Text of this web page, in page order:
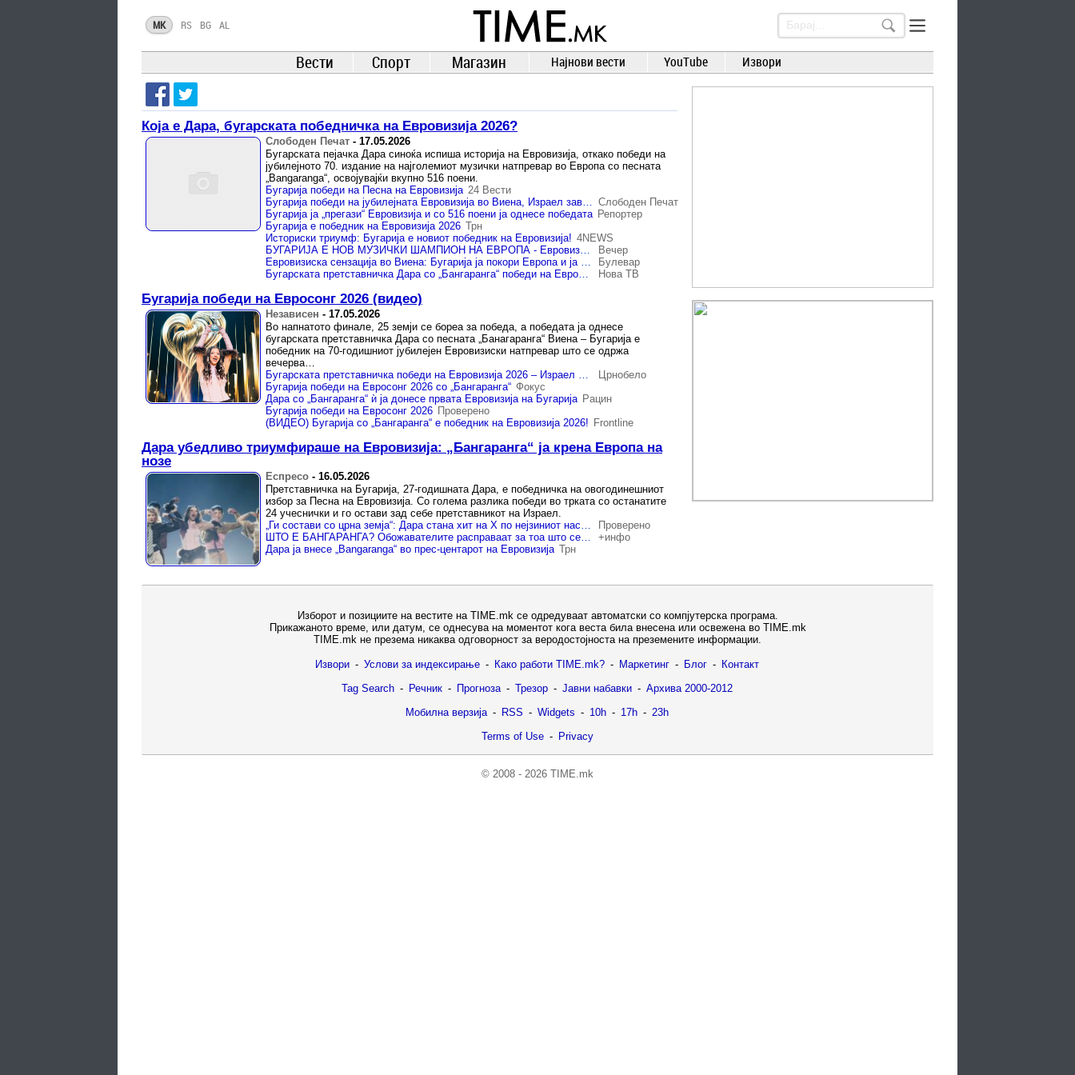
TIME.mk
ВЕСТИ
NEWS
MK RS BG AL
Вести Спорт Магазин Најнови вести YouTube Извори
Која е Дара, бугарската победничка на Евровизија 2026?
Слободен Печат - 17.05.2026
Бугарската пејачка Дара синоќа испиша историја на Евровизија, откако победи на
јубилејното 70. издание на најголемиот музички натпревар во Европа со песната
„Bangaranga“, освојувајќи вкупно 516 поени.
Бугарија победи на Песна на Евровизија 24 Вести
Бугарија победи на јубилејната Евровизија во Виена, Израел заврши на второто место Слободен Печат
Бугарија ја „прегази“ Евровизија и со 516 поени ја однесе победата Репортер
Бугарија е победник на Евровизија 2026 Трн
Историски триумф: Бугарија е новиот победник на Евровизија! 4NEWS
БУГАРИЈА Е НОВ МУЗИЧКИ ШАМПИОН НА ЕВРОПА - Евровизија со драматична завршница
Вечер
Евровизиска сензација во Виена: Бугарија ја покори Европа и ја грабна победата во драматичен финиш
Булевар
Бугарската претставничка Дара со „Бангаранга“ победи на Евровизија 2026
Нова ТВ
Бугарија победи на Евросонг 2026 (видео)
Независен - 17.05.2026
Во напнатото финале, 25 земји се бореа за победа, а победата ја однесе
бугарската претставничка Дара со песната „Банагаранга“ Виена – Бугарија е
победник на 70-годишниот јубилејен Евровизиски натпревар што се одржа
вечерва…
Бугарската претставничка победи на Евровизија 2026 – Израел на второ место
Црнобело
Бугарија победи на Евросонг 2026 со „Бангаранга“ Фокус
Дара со „Бангаранга“ ѝ ја донесе првата Евровизија на Бугарија Рацин
Бугарија победи на Евросонг 2026 Проверено
(ВИДЕО) Бугарија со „Бангаранга“ е победник на Евровизија 2026! Frontline
Дара убедливо триумфираше на Евровизија: „Бангаранга“ ја крена Европа на
нозе
Еспресо - 16.05.2026
Претставничка на Бугарија, 27-годишната Дара, е победничка на овогодинешниот
избор за Песна на Евровизија. Со голема разлика победи во трката со останатите
24 учеснички и го остави зад себе претставникот на Израел.
„Ги состави со црна земја“: Дара стана хит на X по нејзиниот настап на Евровизија
Проверено
ШТО Е БАНГАРАНГА? Обожавателите расправаат за тоа што се крие зад името на евровизискиот хит
+инфо
Дара ја внесе „Bangaranga“ во прес-центарот на Евровизија Трн
Изборот и позициите на вестите на TIME.mk се одредуваат автоматски со компјутерска програма.
Прикажаното време, или датум, се однесува на моментот кога веста била внесена или освежена во TIME.mk
TIME.mk не презема никаква одговорност за веродостојноста на преземените информации.
Извори - Услови за индексирање - Како работи TIME.mk? - Маркетинг - Блог - Контакт
Tag Search - Речник - Прогноза - Трезор - Јавни набавки - Архива 2000-2012
Мобилна верзија - RSS - Widgets - 10h - 17h - 23h
Terms of Use - Privacy
© 2008 - 2026 TIME.mk